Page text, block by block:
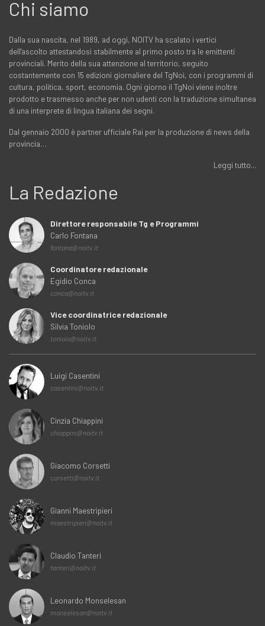
Chi siamo
Dalla sua nascita, nel 1989, ad oggi, NOITV ha scalato i vertici
dell'ascolto attestandosi stabilmente al primo posto tra le emittenti
provinciali. Merito della sua attenzione al territorio, seguito
costantemente con 15 edizioni giornaliere del TgNoi, con i programmi di
cultura, politica, sport, economia. Ogni giorno il TgNoi viene inoltre
prodotto e trasmesso anche per non udenti con la traduzione simultanea
di una interprete di lingua italiana dei segni.
Dal gennaio 2000 è partner ufficiale Rai per la produzione di news della
provincia…
Leggi tutto...
La Redazione
Direttore responsabile Tg e Programmi
Carlo Fontana
fontana@noitv.it
Coordinatore redazionale
Egidio Conca
conca@noitv.it
Vice coordinatrice redazionale
Silvia Toniolo
toniolo@noitv.it
Luigi Casentini
casentini@noitv.it
Cinzia Chiappini
chiappini@noitv.it
Giacomo Corsetti
corsetti@noitv.it
Gianni Maestripieri
maestripieri@noitv.it
Claudio Tanteri
tanteri@noitv.it
Leonardo Monselesan
monselesan@noitv.it